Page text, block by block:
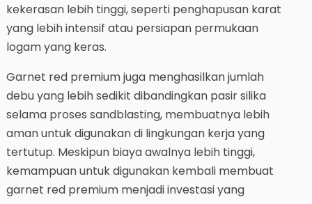
kekerasan lebih tinggi, seperti penghapusan karat
yang lebih intensif atau persiapan permukaan
logam yang keras.
Garnet red premium juga menghasilkan jumlah
debu yang lebih sedikit dibandingkan pasir silika
selama proses sandblasting, membuatnya lebih
aman untuk digunakan di lingkungan kerja yang
tertutup. Meskipun biaya awalnya lebih tinggi,
kemampuan untuk digunakan kembali membuat
garnet red premium menjadi investasi yang